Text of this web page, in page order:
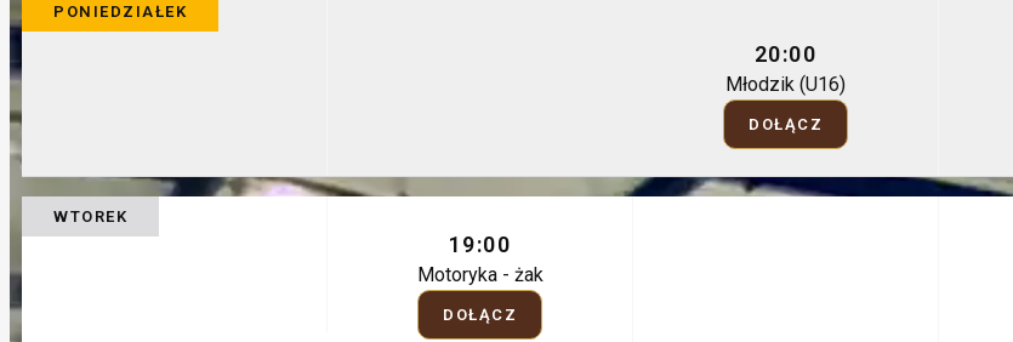
PONIEDZIAŁEK
20:00
Młodzik (U16)
DOŁĄCZ
WTOREK
19:00
Motoryka - żak
DOŁĄCZ